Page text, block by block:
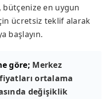
bütçenize en uygun
ücretsiz teklif alarak
başlayın.
göre; Merkez
fiyatları ortalama
değişiklik